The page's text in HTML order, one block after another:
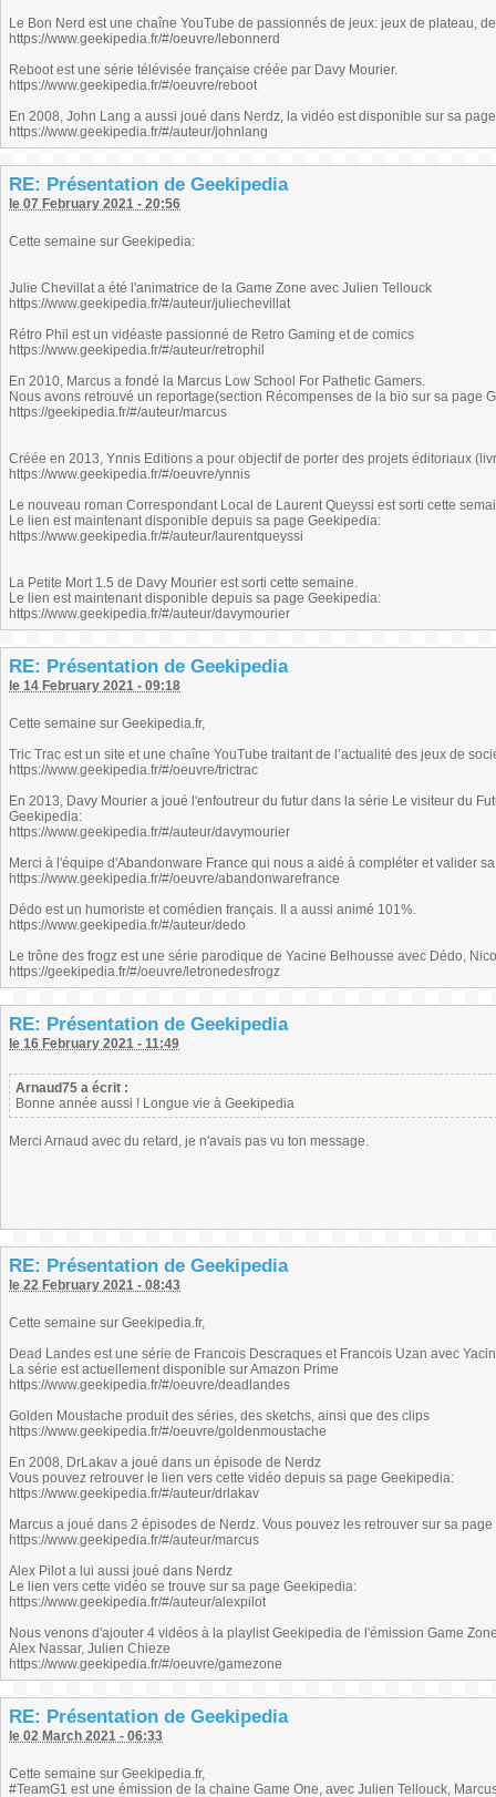
Le Bon Nerd est une chaîne YouTube de passionnés de jeux: jeux de plateau,
https://www.geekipedia.fr/#/oeuvre/lebonnerd
Reboot est une série télévisée française créée par Davy Mourier.
https://www.geekipedia.fr/#/oeuvre/reboot
En 2008, John Lang a aussi joué dans Nerdz, la vidéo est disponible sur sa
https://www.geekipedia.fr/#/auteur/johnlang
RE: Présentation de Geekipedia
le 07 February 2021 - 20:56
Cette semaine sur Geekipedia:
Julie Chevillat a été l'animatrice de la Game Zone avec Julien Tellouck
https://www.geekipedia.fr/#/auteur/juliechevillat
Rétro Phil est un vidéaste passionné de Retro Gaming et de comics
https://www.geekipedia.fr/#/auteur/retrophil
En 2010, Marcus a fondé la Marcus Low School For Pathetic Gamers.
Nous avons retrouvé un reportage(section Récompenses de la bio sur sa page
https://geekipedia.fr/#/auteur/marcus
Créée en 2013, Ynnis Editions a pour objectif de porter des projets éditoriaux
https://www.geekipedia.fr/#/oeuvre/ynnis
Le nouveau roman Correspondant Local de Laurent Queyssi est sorti cette
Le lien est maintenant disponible depuis sa page Geekipedia:
https://www.geekipedia.fr/#/auteur/laurentqueyssi
La Petite Mort 1.5 de Davy Mourier est sorti cette semaine.
Le lien est maintenant disponible depuis sa page Geekipedia:
https://www.geekipedia.fr/#/auteur/davymourier
RE: Présentation de Geekipedia
le 14 February 2021 - 09:18
Cette semaine sur Geekipedia.fr,
Tric Trac est un site et une chaîne YouTube traitant de l’actualité des jeux de
https://www.geekipedia.fr/#/oeuvre/trictrac
En 2013, Davy Mourier a joué l'enfoutreur du futur dans la série Le visiteur du
Geekipedia:
https://www.geekipedia.fr/#/auteur/davymourier
Merci à l'équipe d'Abandonware France qui nous a aidé à compléter et valider
https://www.geekipedia.fr/#/oeuvre/abandonwarefrance
Dédo est un humoriste et comédien français. Il a aussi animé 101%.
https://www.geekipedia.fr/#/auteur/dedo
Le trône des frogz est une série parodique de Yacine Belhousse avec Dédo,
https://geekipedia.fr/#/oeuvre/letronedesfrogz
RE: Présentation de Geekipedia
le 16 February 2021 - 11:49
Arnaud75 a écrit :
Bonne année aussi ! Longue vie à Geekipedia
Merci Arnaud avec du retard, je n'avais pas vu ton message.
RE: Présentation de Geekipedia
le 22 February 2021 - 08:43
Cette semaine sur Geekipedia.fr,
Dead Landes est une série de Francois Descraques et Francois Uzan avec
La série est actuellement disponible sur Amazon Prime
https://www.geekipedia.fr/#/oeuvre/deadlandes
Golden Moustache produit des séries, des sketchs, ainsi que des clips
https://www.geekipedia.fr/#/oeuvre/goldenmoustache
En 2008, DrLakav a joué dans un épisode de Nerdz
Vous pouvez retrouver le lien vers cette vidéo depuis sa page Geekipedia:
https://www.geekipedia.fr/#/auteur/drlakav
Marcus a joué dans 2 épisodes de Nerdz. Vous pouvez les retrouver sur sa
https://www.geekipedia.fr/#/auteur/marcus
Alex Pilot a lui aussi joué dans Nerdz
Le lien vers cette vidéo se trouve sur sa page Geekipedia:
https://www.geekipedia.fr/#/auteur/alexpilot
Nous venons d'ajouter 4 vidéos à la playlist Geekipedia de l'émission Game
Alex Nassar, Julien Chieze
https://www.geekipedia.fr/#/oeuvre/gamezone
RE: Présentation de Geekipedia
le 02 March 2021 - 06:33
Cette semaine sur Geekipedia.fr,
#TeamG1 est une émission de la chaine Game One, avec Julien Tellouck,